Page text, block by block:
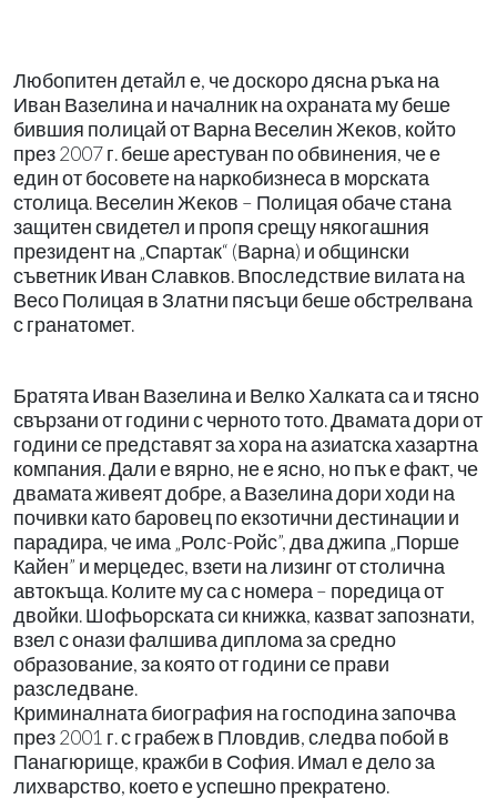
Любопитен детайл е, че доскоро дясна ръка на
Иван Вазелина и началник на охраната му беше
бившия полицай от Варна Веселин Жеков, който
през 2007 г. беше арестуван по обвинения, че е
един от босовете на наркобизнеса в морската
столица. Веселин Жеков – Полицая обаче стана
защитен свидетел и пропя срещу някогашния
президент на „Спартак“ (Варна) и общински
съветник Иван Славков. Впоследствие вилата на
Весо Полицая в Златни пясъци беше обстрелвана
с гранатомет.
Братята Иван Вазелина и Велко Халката са и тясно
свързани от години с черното тото. Двамата дори от
години се представят за хора на азиатска хазартна
компания. Дали е вярно, не е ясно, но пък е факт, че
двамата живеят добре, а Вазелина дори ходи на
почивки като баровец по екзотични дестинации и
парадира, че има „Ролс-Ройс”, два джипа „Порше
Кайен” и мерцедес, взети на лизинг от столична
автокъща. Колите му са с номера – поредица от
двойки. Шофьорската си книжка, казват запознати,
взел с онази фалшива диплома за средно
образование, за която от години се прави
разследване.
Криминалната биография на господина започва
през 2001 г. с грабеж в Пловдив, следва побой в
Панагюрище, кражби в София. Имал е дело за
лихварство, което е успешно прекратено.